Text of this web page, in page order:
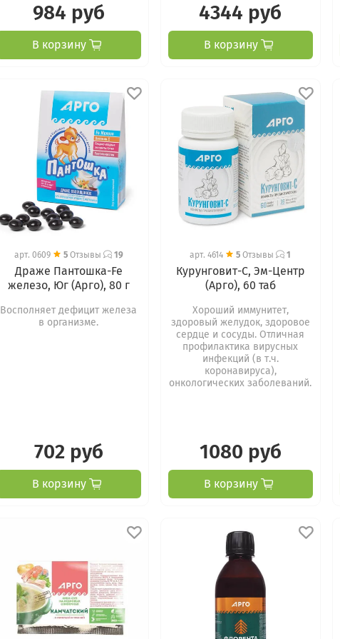
984 руб
В корзину
4344 руб
В корзину
арт. 0609 5Отзывы 19
Драже Пантошка-Fe
железо, Юг (Арго), 80 г
Восполняет дефицит железа
в организме.
702 руб
В корзину
арт.4614 5 Отзывы 1
Курунговит-С, Эм-Центр
(Арго), 60 таб
Хороший иммунитет,
здоровый желудок, здоровое
сердце и сосуды. Отличная
профилактика вирусных
инфекций (в т.ч.
коронавируса),
онкологических заболеваний.
1080 руб
В корзину